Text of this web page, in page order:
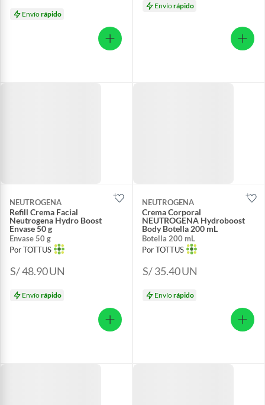
Envíorápido
Envíorápido
NEUTROGENA
Refill Crema Facial
Neutrogena Hydro Boost
Envase 50 g
Envase 50 g
Por TOTTUS
S/ 48.90UN
Envíorápido
NEUTROGENA
Crema Corporal
NEUTROGENA Hydroboost
Body Botella 200 mL
Botella 200 mL
Por TOTTUS
S/ 35.40UN
Envíorápido